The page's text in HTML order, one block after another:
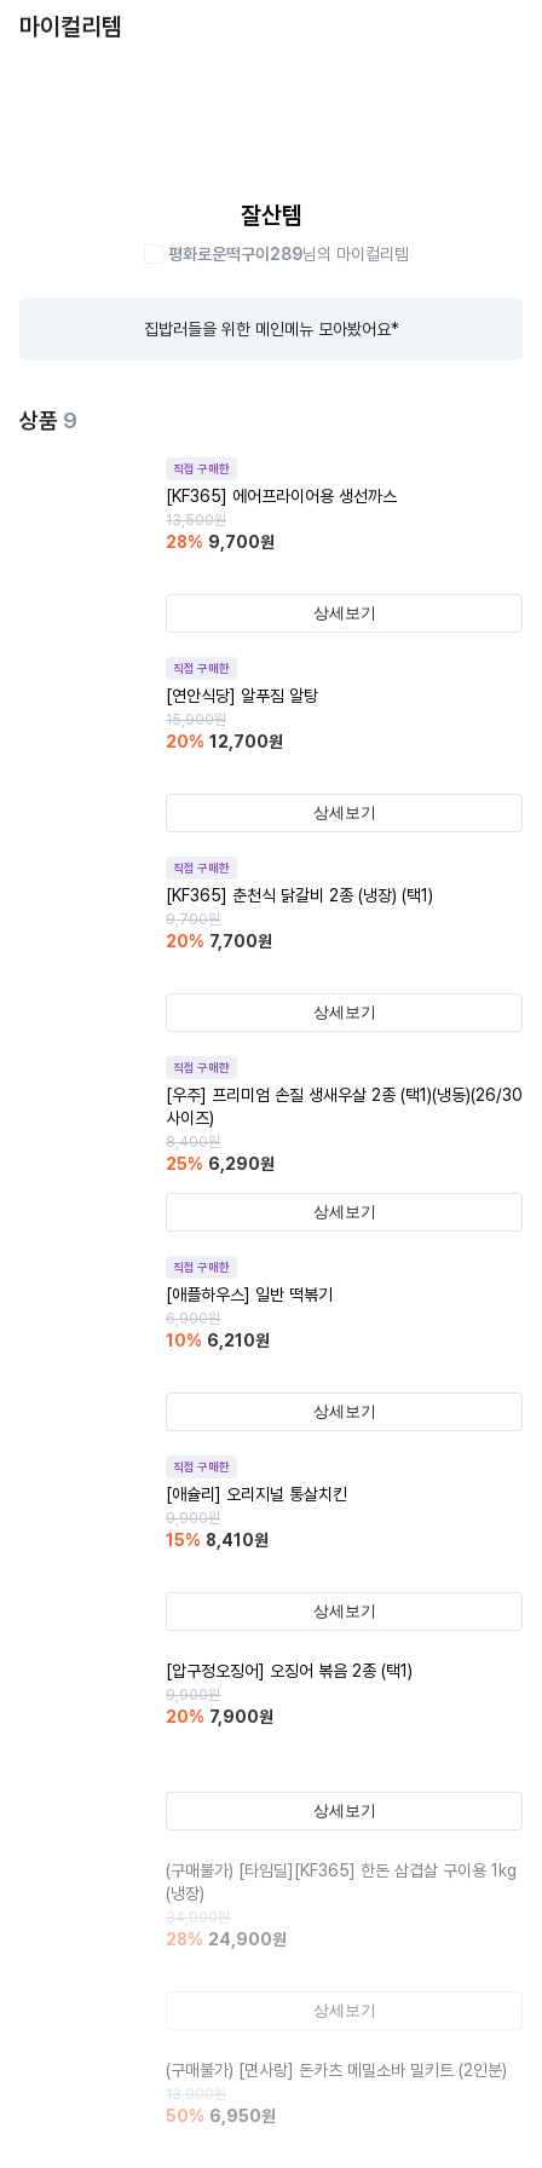
마이컬리템
잘산템
평화로운떡구이289님의 마이컬리템
집밥러들을 위한 메인메뉴 모아봤어요*
상품 9
직접 구매한
[KF365] 에어프라이어용 생선까스
13,500원
28% 9,700원
상세보기
직접 구매한
[연안식당] 알푸짐 알탕
15,900원
20% 12,700원
상세보기
직접 구매한
[KF365] 춘천식 닭갈비 2종 (냉장) (택1)
9,700원
20% 7,700원
상세보기
직접 구매한
[우주] 프리미엄 손질 생새우살 2종 (택1)(냉동)(26/30
사이즈)
8,400원
25% 6,290원
상세보기
직접 구매한
[애플하우스] 일반 떡볶기
6,900원
10% 6,210원
상세보기
직접 구매한
[애슐리] 오리지널 통살치킨
9,900원
15% 8,410원
상세보기
[압구정오징어] 오징어 볶음 2종 (택1)
9,900원
20% 7,900원
상세보기
(구매불가) [타임딜][KF365] 한돈 삼겹살 구이용 1kg
(냉장)
34,900원
28% 24,900원
상세보기
(구매불가) [면사랑] 돈카츠 메밀소바 밀키트 (2인분)
13,900원
50% 6,950원